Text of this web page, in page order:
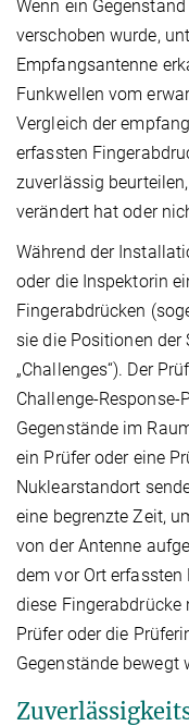
Wenn ein
verschoben wurde,
Empfangsantenne
Funkwellen vom
Vergleich der
erfassten
zuverlässig
verändert hat oder
Während der
oder die Inspektorin
Fingerabdrücken
sie die Positionen
„Challenges“). Der
Challenge-
Gegenstände im
ein Prüfer oder eine
Nuklearstandort
eine begrenzte Zeit,
von der Antenne
dem vor Ort
diese
Prüfer oder die
Gegenstände bewegt